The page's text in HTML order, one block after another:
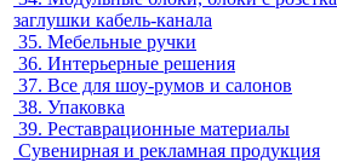
заглушки кабель-канала
35. Мебельные ручки
36. Интерьерные решения
37. Все для шоу-румов и салонов
38. Упаковка
39. Реставрационные материалы
Сувенирная и рекламная продукция